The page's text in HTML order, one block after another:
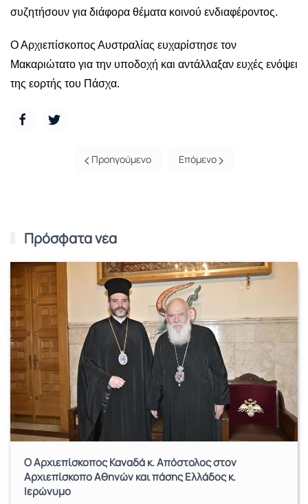
συζητήσουν για διάφορα θέματα κοινού ενδιαφέροντος.
Ο Αρχιεπίσκοπος Αυστραλίας ευχαρίστησε τον
Μακαριώτατο για την υποδοχή και αντάλλαξαν ευχές ενόψει
της εορτής του Πάσχα.
Προηγούμενο Επόμενο
Πρόσφατα νέα
Ο Αρχιεπίσκοπος Καναδά κ. Απόστολος στον
Αρχιεπίσκοπο Αθηνών και πάσης Ελλάδος κ.
Ιερώνυμο